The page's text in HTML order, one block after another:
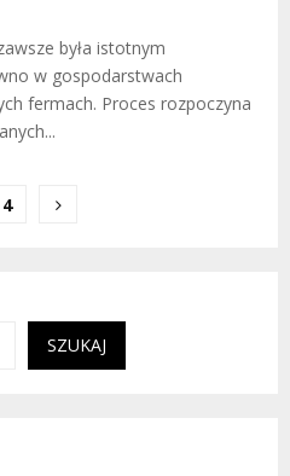
była istotnym
w gospodarstwach
fermach. Proces rozpoczyna
4
SZUKAJ